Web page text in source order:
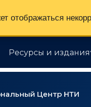
Ресурсы и издания
Центр НТИ
отображаться